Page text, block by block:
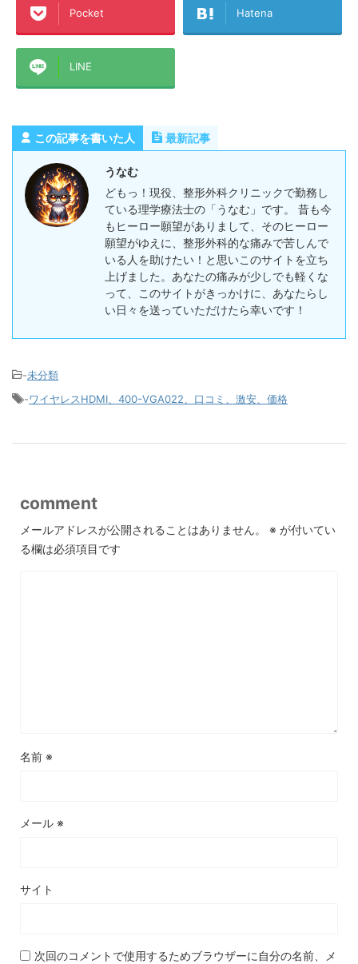
Pocket Hatena
LINE
この記事を書いた人 最新記事
うなむ
どもっ！現役、整形外科クリニックで勤務し
ている理学療法士の「うなむ」です。 昔も今
もヒーロー願望がありまして、そのヒーロー
願望がゆえに、整形外科的な痛みで苦しんで
いる人を助けたい！と思いこのサイトを立ち
上げました。あなたの痛みが少しでも軽くな
って、このサイトがきっかけに、あなたらし
い日々を送っていただけたら幸いです！
-未分類
-ワイヤレスHDMI、400-VGA022、口コミ、激安、価格
comment
メールアドレスが公開されることはありません。 ※ が付いてい
る欄は必須項目です
名前 ※
メール ※
サイト
次回のコメントで使用するためブラウザーに自分の名前、メ